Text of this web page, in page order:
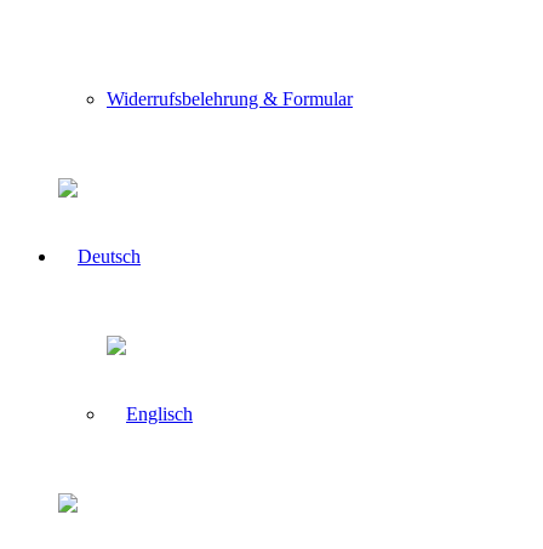
Widerrufsbelehrung & Formular